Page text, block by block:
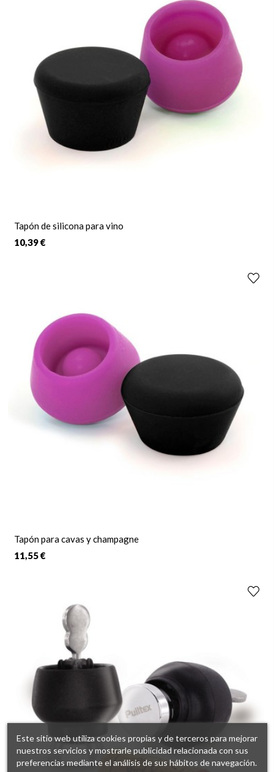
Tapón de silicona para vino
10,39 €
Tapón para cavas y champagne
11,55 €
Este sitio web utiliza cookies propias y de terceros para mejorar
nuestros servicios y mostrarle publicidad relacionada con sus
preferencias mediante el análisis de sus hábitos de navegación.